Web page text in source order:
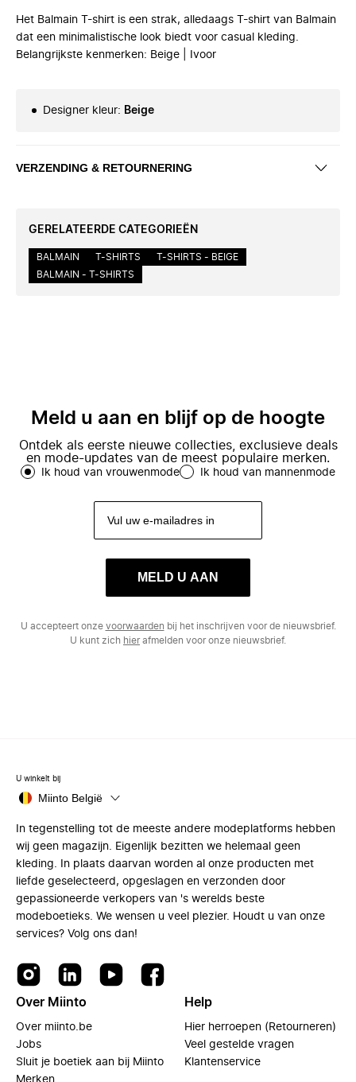
Het Balmain T-shirt is een strak, alledaags T-shirt van Balmain
dat een minimalistische look biedt voor casual kleding.
Belangrijkste kenmerken: Beige | Ivoor
Designer kleur: Beige
VERZENDING & RETOURNERING
GERELATEERDE CATEGORIEËN
BALMAIN T-SHIRTS
T-SHIRTS - BEIGE
BALMAIN - T-SHIRTS
Meld u aan en blijf op de hoogte
Ontdek als eerste nieuwe collecties, exclusieve deals
en mode-updates van de meest populaire merken.
Ik houd van vrouwenmode Ik houd van mannenmode
MELD U AAN
U accepteert onze voorwaarden bij het inschrijven voor de nieuwsbrief.
U kunt zich hierafmelden voor onze nieuwsbrief.
U winkelt bij
Miinto België
In tegenstelling tot de meeste andere modeplatforms hebben
wij geen magazijn. Eigenlijk bezitten we helemaal geen
kleding. In plaats daarvan worden al onze producten met
liefde geselecteerd, opgeslagen en verzonden door
gepassioneerde verkopers van 's werelds beste
modeboetieks. We wensen u veel plezier. Houdt u van onze
services? Volg ons dan!
Over Miinto
Over miinto.be
Jobs
Sluit je boetiek aan bij Miinto
Merken
Help
Hier herroepen (Retourneren)
Veel gestelde vragen
Klantenservice